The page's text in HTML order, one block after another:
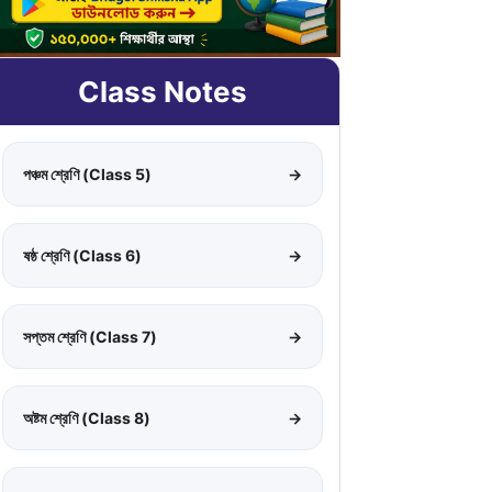
Class Notes
পঞ্চম শ্রেণি (Class 5) →
ষষ্ঠ শ্রেণি (Class 6) →
সপ্তম শ্রেণি (Class 7) →
অষ্টম শ্রেণি (Class 8) →